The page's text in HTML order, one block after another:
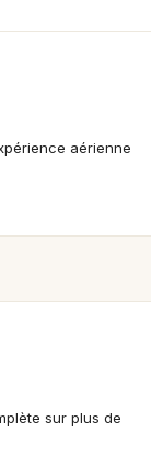
aérienne
sur plus de